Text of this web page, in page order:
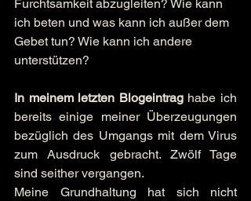
Furchtsamkeit abzugleiten? Wie kann
ich beten und was kann ich außer dem
Gebet tun? Wie kann ich andere
unterstützen?
In meinem letzten Blogeintrag habe ich
bereits einige meiner Überzeugungen
bezüglich des Umgangs mit dem Virus
zum Ausdruck gebracht. Zwölf Tage
sind seither vergangen.
Meine Grundhaltung hat sich nicht